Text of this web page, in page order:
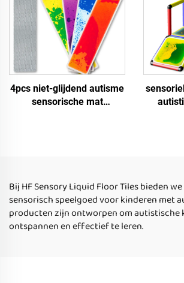
4pcs niet-glijdend autisme
sensorische mat
Bij HF Sensory Liquid Floor Tiles bieden
sensorisch speelgoed voor kinderen met
producten zijn ontworpen om autistische
ontspannen en effectief te leren.